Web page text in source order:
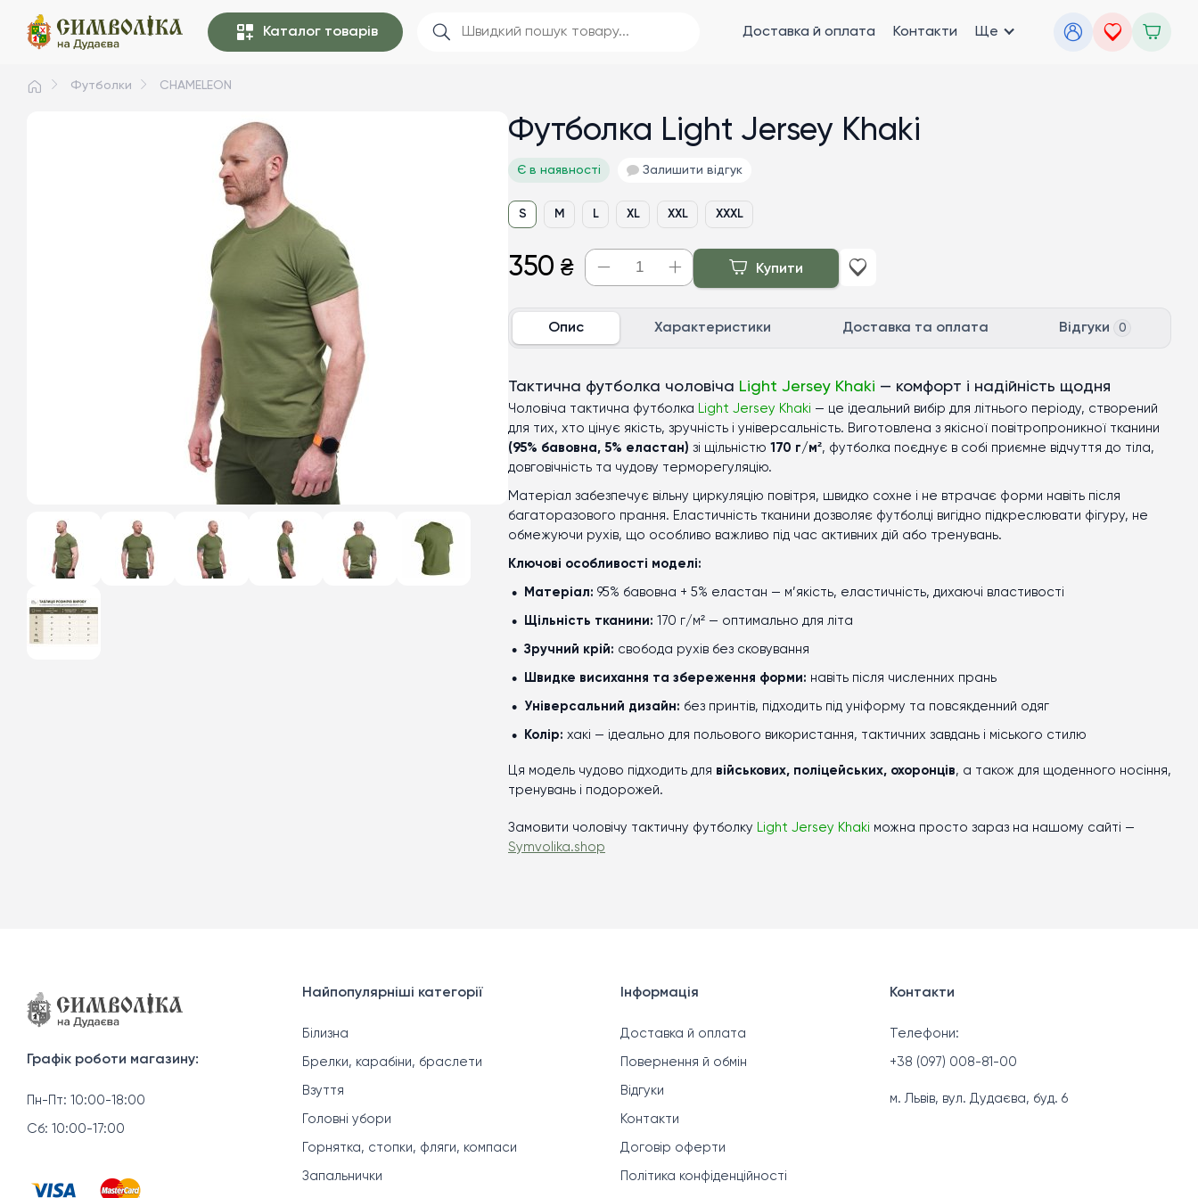
Каталог товарів Доставка й оплата Контакти Ще
Футболки CHAMELEON
Футболка Light Jersey Khaki
Є в наявності Залишити відгук
S M L XL XXL XXXL
350 ₴ Купити
Опис Характеристики Доставка та оплата Відгуки 0
Тактична футболка чоловіча Light Jersey Khaki — комфорт і надійність щодня
Чоловіча тактична футболка Light Jersey Khaki — це ідеальний вибір для літнього періоду, створений
для тих, хто цінує якість, зручність і універсальність. Виготовлена з якісної повітропроникної тканини
(95% бавовна, 5% еластан) зі щільністю 170 г/м², футболка поєднує в собі приємне відчуття до тіла,
довговічність та чудову терморегуляцію.
Матеріал забезпечує вільну циркуляцію повітря, швидко сохне і не втрачає форми навіть після
багаторазового прання. Еластичність тканини дозволяє футболці вигідно підкреслювати фігуру, не
обмежуючи рухів, що особливо важливо під час активних дій або тренувань.
Ключові особливості моделі:
Матеріал: 95% бавовна + 5% еластан — м’якість, еластичність, дихаючі властивості
Щільність тканини: 170 г/м² — оптимально для літа
Зручний крій: свобода рухів без сковування
Швидке висихання та збереження форми: навіть після численних прань
Універсальний дизайн: без принтів, підходить під уніформу та повсякденний одяг
Колір: хакі — ідеально для польового використання, тактичних завдань і міського стилю
Ця модель чудово підходить для військових, поліцейських, охоронців, а також для щоденного носіння,
тренувань і подорожей.
Замовити чоловічу тактичну футболку Light Jersey Khaki можна просто зараз на нашому сайті —
Symvolika.shop
Графік роботи магазину:
Пн-Пт: 10:00-18:00
Сб: 10:00-17:00
Найпопулярніші категорії
Білизна
Брелки, карабіни, браслети
Взуття
Головні убори
Горнятка, стопки, фляги, компаси
Запальнички
Інформація
Доставка й оплата
Повернення й обмін
Відгуки
Контакти
Договір оферти
Політика конфіденційності
Контакти
Телефони:
+38 (097) 008-81-00
м. Львів, вул. Дудаєва, буд. 6